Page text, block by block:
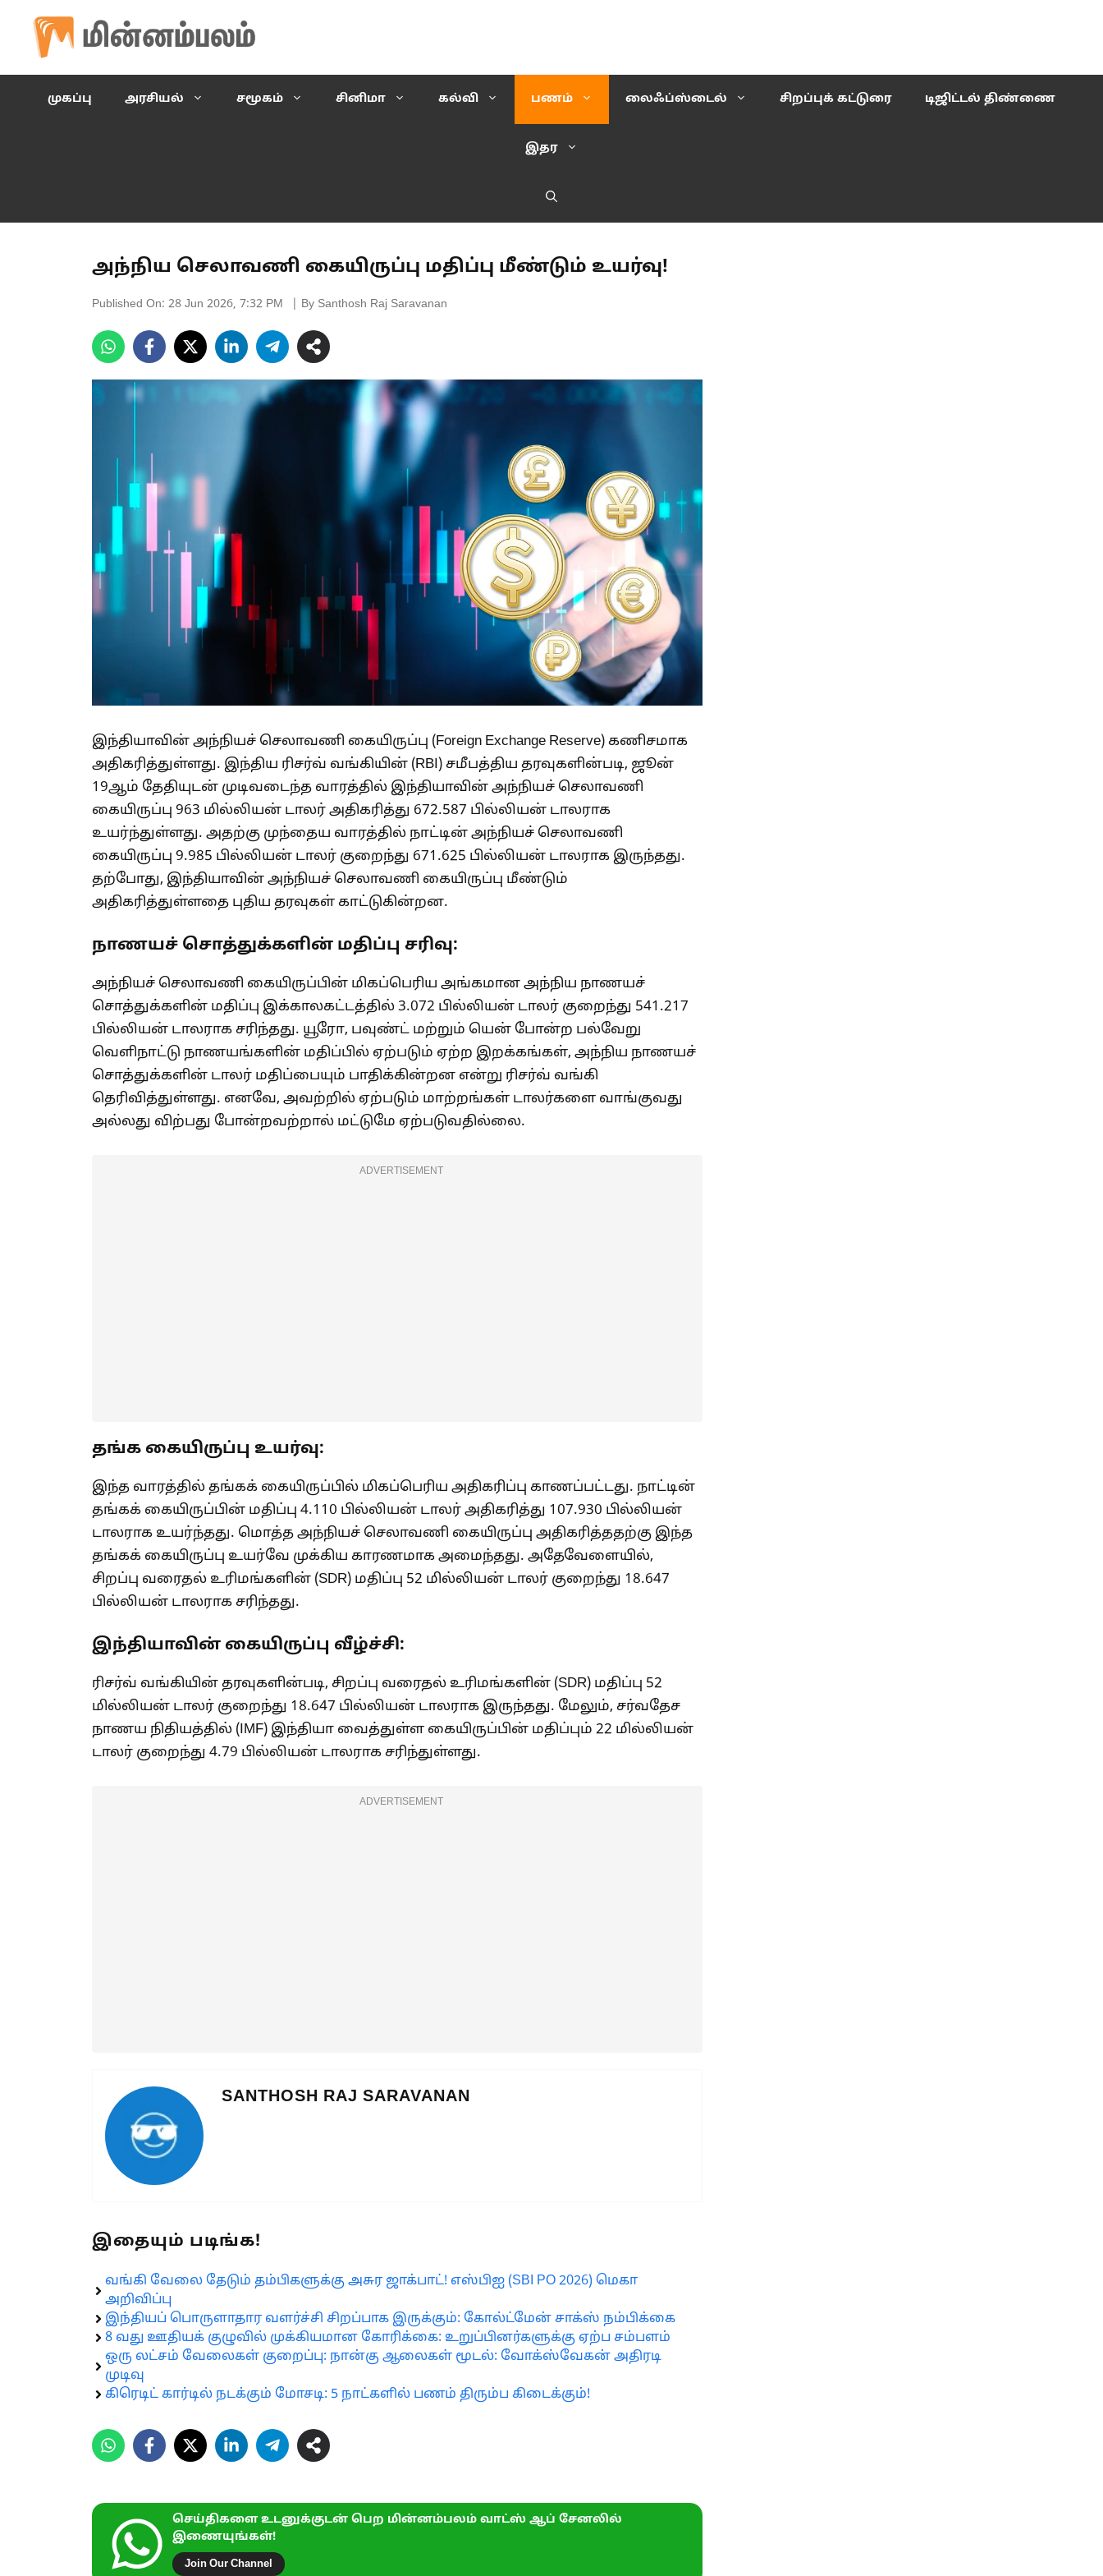
content
முகப்பு அரசியல் சமூகம் சினிமா கல்வி பணம் லைஃப்ஸ்டைல் சிறப்புக் கட்டுரை டிஜிட்டல் திண்ணை
இதர
அந்நிய செலாவணி கையிருப்பு மதிப்பு மீண்டும் உயர்வு!
Published On: 28 Jun 2026, 7:32 PM | By Santhosh Raj Saravanan
இந்தியாவின் அந்நியச் செலாவணி கையிருப்பு (Foreign Exchange Reserve) கணிசமாக
அதிகரித்துள்ளது. இந்திய ரிசர்வ் வங்கியின் (RBI) சமீபத்திய தரவுகளின்படி, ஜூன்
19ஆம் தேதியுடன் முடிவடைந்த வாரத்தில் இந்தியாவின் அந்நியச் செலாவணி
கையிருப்பு 963 மில்லியன் டாலர் அதிகரித்து 672.587 பில்லியன் டாலராக
உயர்ந்துள்ளது. அதற்கு முந்தைய வாரத்தில் நாட்டின் அந்நியச் செலாவணி
கையிருப்பு 9.985 பில்லியன் டாலர் குறைந்து 671.625 பில்லியன் டாலராக இருந்தது.
தற்போது, ​​இந்தியாவின் அந்நியச் செலாவணி கையிருப்பு மீண்டும்
அதிகரித்துள்ளதை புதிய தரவுகள் காட்டுகின்றன.
நாணயச் சொத்துக்களின் மதிப்பு சரிவு:
அந்நியச் செலாவணி கையிருப்பின் மிகப்பெரிய அங்கமான அந்நிய நாணயச்
சொத்துக்களின் மதிப்பு இக்காலகட்டத்தில் 3.072 பில்லியன் டாலர் குறைந்து 541.217
பில்லியன் டாலராக சரிந்தது. யூரோ, பவுண்ட் மற்றும் யென் போன்ற பல்வேறு
வெளிநாட்டு நாணயங்களின் மதிப்பில் ஏற்படும் ஏற்ற இறக்கங்கள், அந்நிய நாணயச்
சொத்துக்களின் டாலர் மதிப்பையும் பாதிக்கின்றன என்று ரிசர்வ் வங்கி
தெரிவித்துள்ளது. எனவே, அவற்றில் ஏற்படும் மாற்றங்கள் டாலர்களை வாங்குவது
அல்லது விற்பது போன்றவற்றால் மட்டுமே ஏற்படுவதில்லை.
ADVERTISEMENT
தங்க கையிருப்பு உயர்வு:
இந்த வாரத்தில் தங்கக் கையிருப்பில் மிகப்பெரிய அதிகரிப்பு காணப்பட்டது. நாட்டின்
தங்கக் கையிருப்பின் மதிப்பு 4.110 பில்லியன் டாலர் அதிகரித்து 107.930 பில்லியன்
டாலராக உயர்ந்தது. மொத்த அந்நியச் செலாவணி கையிருப்பு அதிகரித்ததற்கு இந்த
தங்கக் கையிருப்பு உயர்வே முக்கிய காரணமாக அமைந்தது. அதேவேளையில்,
சிறப்பு வரைதல் உரிமங்களின் (SDR) மதிப்பு 52 மில்லியன் டாலர் குறைந்து 18.647
பில்லியன் டாலராக சரிந்தது.
இந்தியாவின் கையிருப்பு வீழ்ச்சி:
ரிசர்வ் வங்கியின் தரவுகளின்படி, சிறப்பு வரைதல் உரிமங்களின் (SDR) மதிப்பு 52
மில்லியன் டாலர் குறைந்து 18.647 பில்லியன் டாலராக இருந்தது. மேலும், சர்வதேச
நாணய நிதியத்தில் (IMF) இந்தியா வைத்துள்ள கையிருப்பின் மதிப்பும் 22 மில்லியன்
டாலர் குறைந்து 4.79 பில்லியன் டாலராக சரிந்துள்ளது.
ADVERTISEMENT
SANTHOSH RAJ SARAVANAN
இதையும் படிங்க!
வங்கி வேலை தேடும் தம்பிகளுக்கு அசுர ஜாக்பாட்! எஸ்பிஐ (SBI PO 2026) மெகா
அறிவிப்பு
இந்தியப் பொருளாதார வளர்ச்சி சிறப்பாக இருக்கும்: கோல்ட்மேன் சாக்ஸ் நம்பிக்கை
8 வது ஊதியக் குழுவில் முக்கியமான கோரிக்கை: உறுப்பினர்களுக்கு ஏற்ப சம்பளம்
ஒரு லட்சம் வேலைகள் குறைப்பு: நான்கு ஆலைகள் மூடல்: வோக்ஸ்வேகன் அதிரடி
முடிவு
கிரெடிட் கார்டில் நடக்கும் மோசடி: 5 நாட்களில் பணம் திரும்ப கிடைக்கும்!
செய்திகளை உடனுக்குடன் பெற மின்னம்பலம் வாட்ஸ் ஆப் சேனலில்
இணையுங்கள்!
Join Our Channel